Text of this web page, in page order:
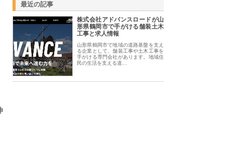
最近の記事
株式会社アドバンスロードが山
形県鶴岡市で手がける舗装土木
工事と求人情報
山形県鶴岡市で地域の道路基盤を支え
る企業として、舗装工事や土木工事を
手がける専門会社があります。地域住
民の生活を支える道…